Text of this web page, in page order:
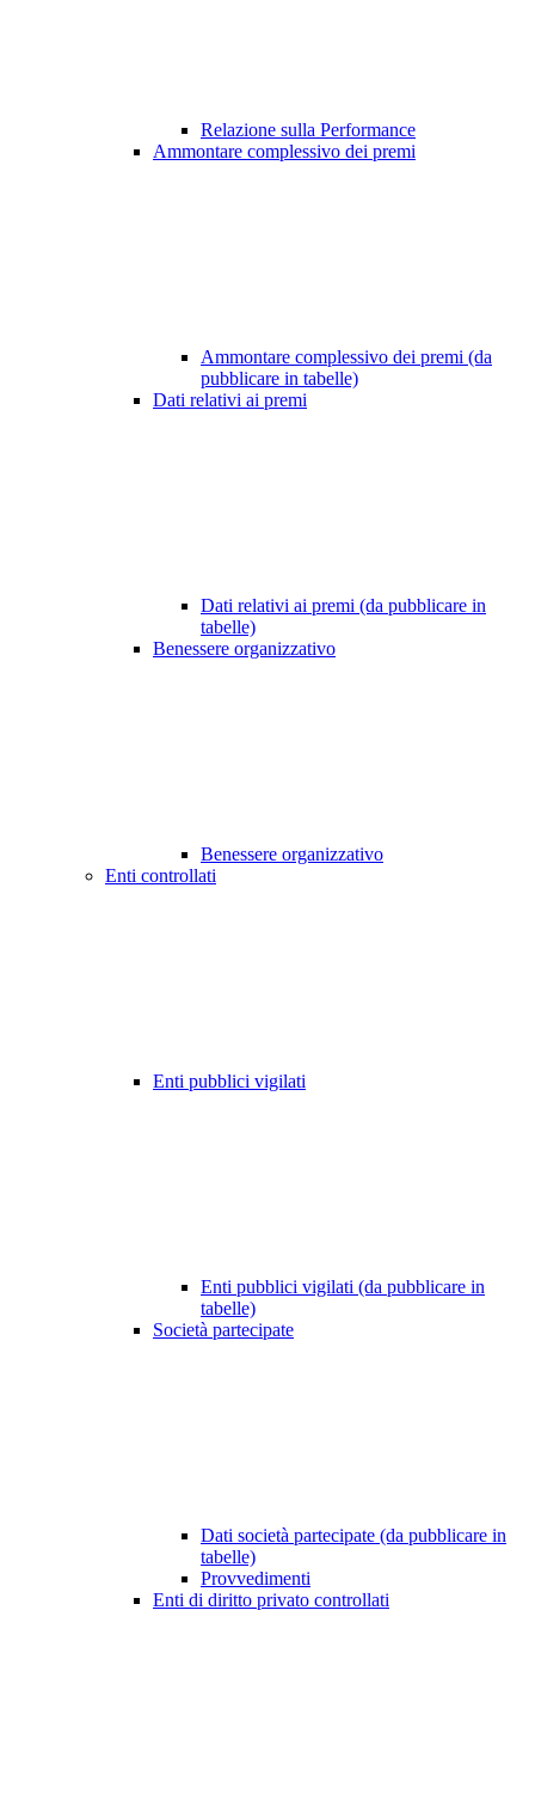
Relazione sulla Performance
Ammontare complessivo dei premi
Ammontare complessivo dei premi (da
pubblicare in tabelle)
Dati relativi ai premi
Dati relativi ai premi (da pubblicare in
tabelle)
Benessere organizzativo
Benessere organizzativo
Enti controllati
Enti pubblici vigilati
Enti pubblici vigilati (da pubblicare in
tabelle)
Società partecipate
Dati società partecipate (da pubblicare in
tabelle)
Provvedimenti
Enti di diritto privato controllati